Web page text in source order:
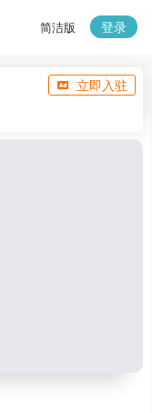
简洁版 登录
立即入驻